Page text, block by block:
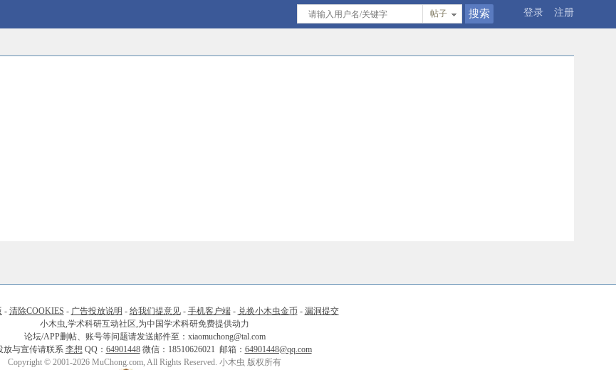
登录 注册
帖子
- 清除COOKIES - 广告投放说明 - 给我们提意见- 手机客户端- 兑换小木虫金币 - 漏洞提交
小木虫,学术科研互动社区,为中国学术科研免费提供动力
论坛/APP删帖、账号等问题请发送邮件至：xiaomuchong@tal.com
放与宣传请联系 李想 QQ： 64901448微信：18510626021 邮箱： 64901448@qq.com
Copyright © 2001-2026 MuChong.com, All Rights Reserved. 小木虫 版权所有